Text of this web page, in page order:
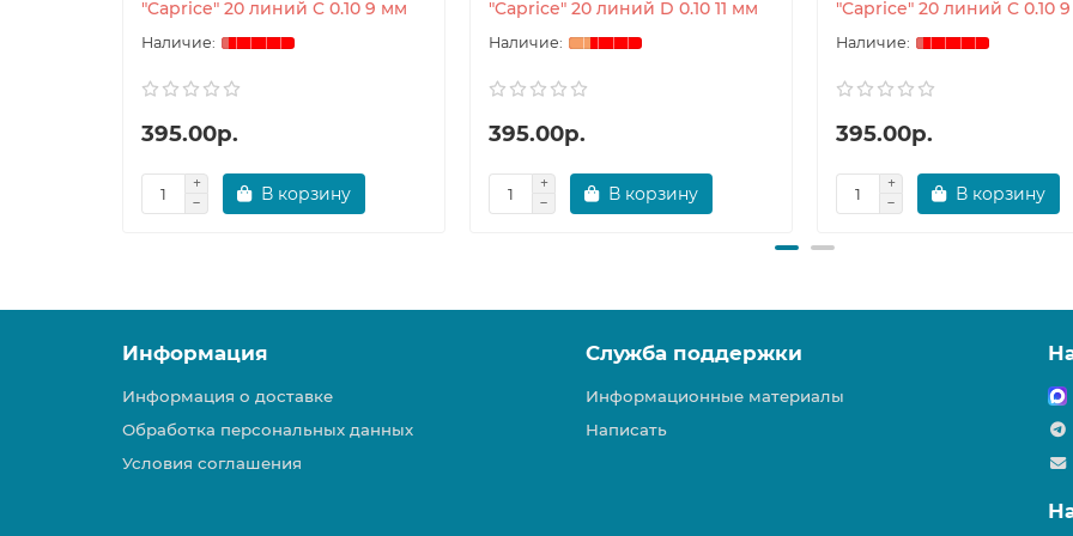
"Caprice" 20 линий C 0.10 9 мм
395.00р.
В корзину
"Caprice" 20 линий D 0.10 11 мм
395.00р.
В корзину
"Caprice" 20 линий C 0.10
395.00р.
В корзину
Информация
Информация о доставке
Обработка персональных данных
Условия соглашения
Служба поддержки
Информационные материалы
Написать